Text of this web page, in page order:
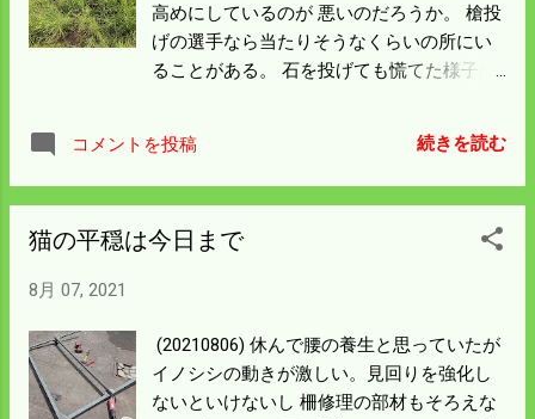
高めにしているのが 悪いのだろうか。 槍投
げの選手なら当たりそうなくらいの所にい
ることがある。 石を投げても慌てた様子は
か。 軽では狭すぎる。ハイエースがあれば
いいなと思うが 肝心なものが足らん。 トラ
うかも。
コメントを投稿 続きを読む
猫の平穏は今日まで
8月 07, 2021
(20210806) 休んで腰の養生と思っていたが
イノシシの動きが激しい。見回りを強化し
ないといけないし 柵修理の部材もそろえな